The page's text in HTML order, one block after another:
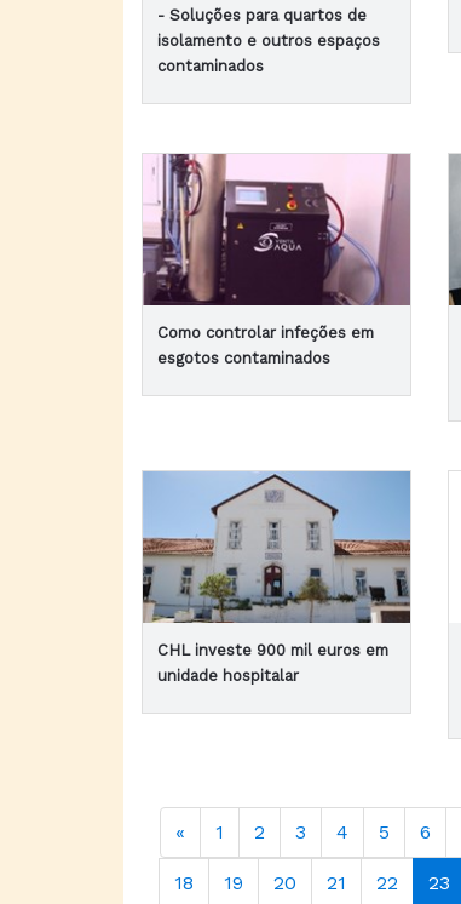
- Soluções para quartos de
isolamento e outros espaços
contaminados
Como controlar infeções em
esgotos contaminados
CHL investe 900 mil euros em
unidade hospitalar
« 1 2 3 4 5 6
18 19 20 21 22 23